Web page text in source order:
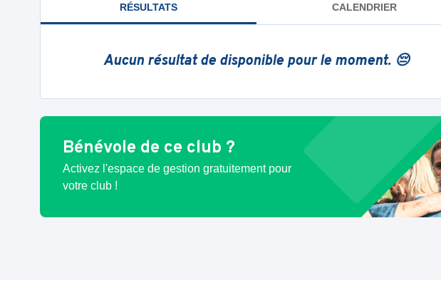
RÉSULTATS CALENDRIER
Aucun résultat de disponible pour le moment. 😔
Bénévole de ce club ?
Activez l'espace de gestion gratuitement pour
votre club !